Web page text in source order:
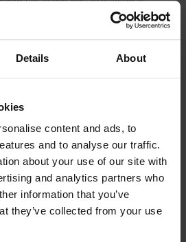
Details About
content and ads, to
and to analyse our traffic.
about your use of our site with
and analytics partners who
information that you’ve
they’ve collected from your use
item in je garderobe.
en draagt ​​maat S.